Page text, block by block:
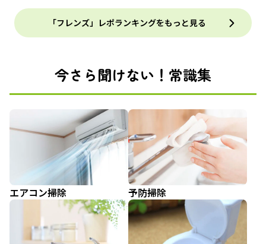
「フレンズ」レポランキングをもっと見る
今さら聞けない！常識集
エアコン掃除 予防掃除